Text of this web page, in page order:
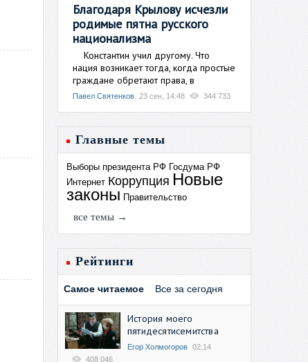
Благодаря Крылову исчезли
родимые пятна русского
национализма
Константин учил другому. Что
нация возникает тогда, когда простые
граждане обретают права, в
Павел Святенков 23 сен, 14:48 344 733
Главные темы
Выборы президента РФ Госдума РФ
Интернет Коррупция Новые
законы Правительство
все темы →
Рейтинги
Самое читаемое Все за сегодня
История моего
пятидесятисемитства
Егор Холмогоров 02:14
408 046